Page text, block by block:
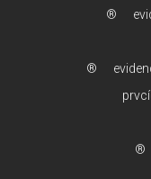
®
®
®